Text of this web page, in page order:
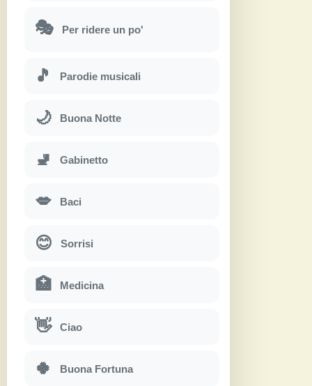
🎭 Per ridere un po'
🎵 Parodie musicali
🌙 Buona Notte
🚽 Gabinetto
💋 Baci
😊 Sorrisi
🏥 Medicina
👋 Ciao
🍀 Buona Fortuna